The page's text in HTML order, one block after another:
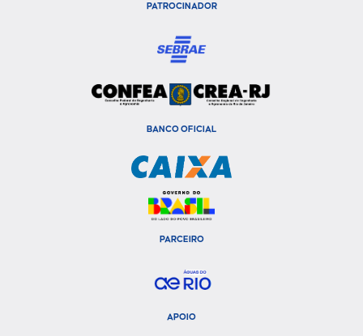
PATROCINADOR
BANCO OFICIAL
PARCEIRO
APOIO